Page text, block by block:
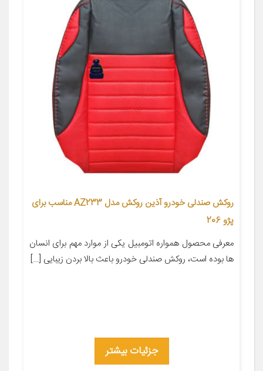
روکش صندلی خودرو آذین روکش مدل AZ233 مناسب برای
پژو 206
معرفی محصول همواره اتومبیل یکی از موارد مهم برای انسان
ها بوده است، روکش صندلی خودرو باعث بالا بردن زیبایی […]
جزئیات بیشتر